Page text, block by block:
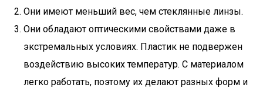
Они имеют меньший вес, чем стеклянные линзы.
Они обладают оптическими свойствами даже в
экстремальных условиях. Пластик не подвержен
воздействию высоких температур. С материалом
легко работать, поэтому их делают разных форм и